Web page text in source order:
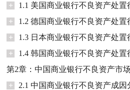
+
1.1 美国商业银行不良资产处置
+
1.2 德国商业银行不良资产处置
+
1.3 日本商业银行不良资产处置
+
1.4 韩国商业银行不良资产处置
第2章：中国商业银行不良资产市
+
2.1 中国商业银行不良资产成因